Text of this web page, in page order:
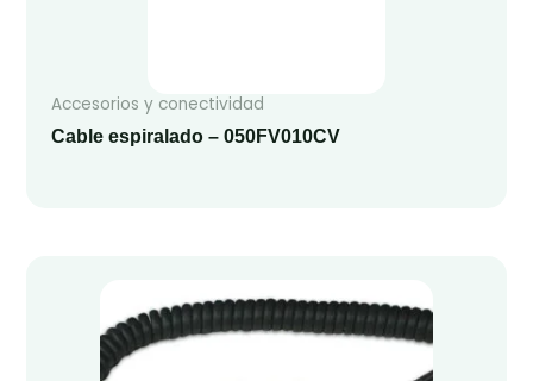
Accesorios y conectividad
Cable espiralado – 050FV010CV